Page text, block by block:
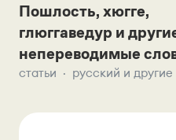
Пошлость, хюгге,
глюггаведур и
непереводимые
статьи русский и другие